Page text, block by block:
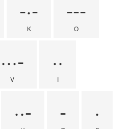
-·-
K
---
O
···-
V
··
I
··- - ·